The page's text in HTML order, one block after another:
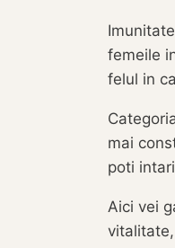
femeile
felul in
mai
poti
Aici vei